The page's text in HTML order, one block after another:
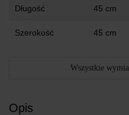
Długość 45 cm
Szerokość 45 cm
Wszystkie
Opis